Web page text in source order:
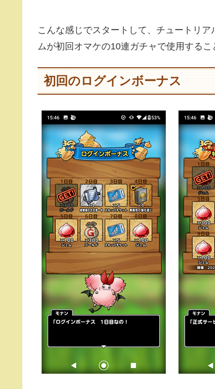
こんな感じでスタートして、チュートリア
ムが初回オマケの10連ガチャで使用するこ
初回のログインボーナス